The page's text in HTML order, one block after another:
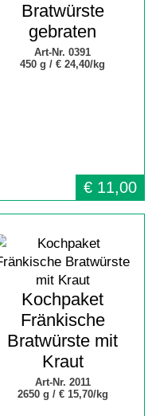
Bratwürste
gebraten
Art-Nr. 0391
450 g /€ 24,40/kg
€ 11,00
Kochpaket
Fränkische
Bratwürste mit
Kraut
Art-Nr. 2011
2650 g / € 15,70/kg